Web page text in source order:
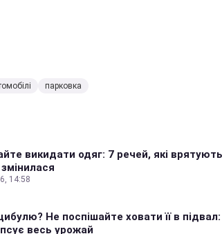
парковка
викидати одяг: 7 речей, які
14:58
Не поспішайте ховати її в
весь урожай